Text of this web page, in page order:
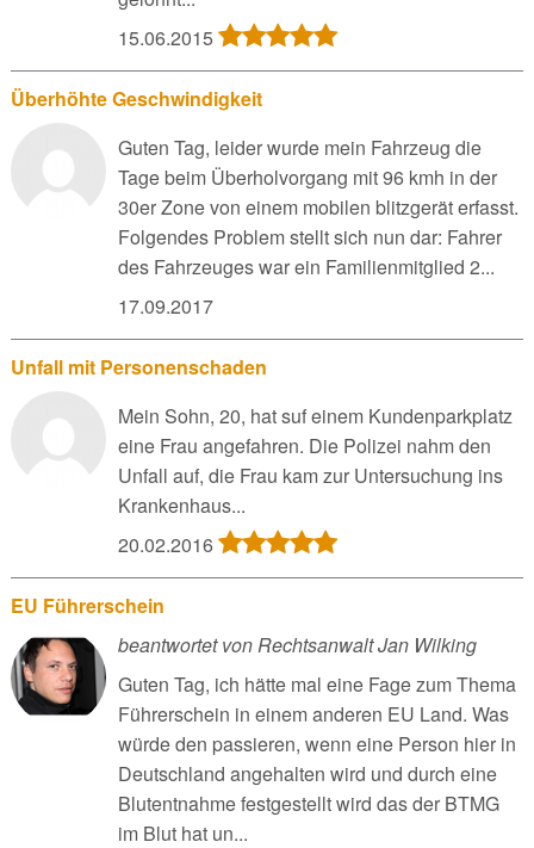
15.06.2015
Überhöhte Geschwindigkeit
Guten Tag, leider wurde mein Fahrzeug die
Tage beim Überholvorgang mit 96 kmh in der
30er Zone von einem mobilen blitzgerät erfasst.
Folgendes Problem stellt sich nun dar: Fahrer
des Fahrzeuges war ein Familienmitglied 2...
17.09.2017
Unfall mit Personenschaden
Mein Sohn, 20, hat suf einem Kundenparkplatz
eine Frau angefahren. Die Polizei nahm den
Unfall auf, die Frau kam zur Untersuchung ins
Krankenhaus...
20.02.2016
EU Führerschein
beantwortet von Rechtsanwalt Jan Wilking
Guten Tag, ich hätte mal eine Fage zum Thema
Führerschein in einem anderen EU Land. Was
würde den passieren, wenn eine Person hier in
Deutschland angehalten wird und durch eine
Blutentnahme festgestellt wird das der BTMG
im Blut hat un...